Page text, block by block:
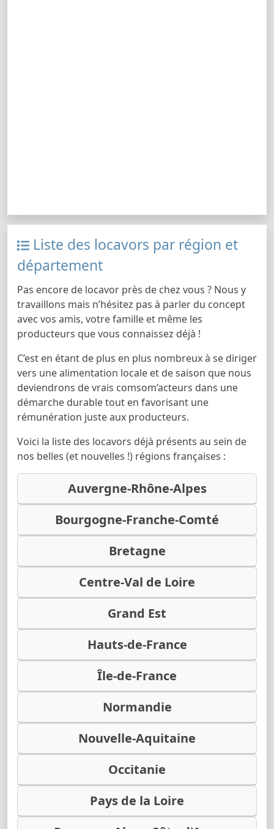
Liste des locavors par région et
département
Pas encore de locavor près de chez vous ? Nous y
travaillons mais n’hésitez pas à parler du concept
avec vos amis, votre famille et même les
producteurs que vous connaissez déjà !
C’est en étant de plus en plus nombreux à se diriger
vers une alimentation locale et de saison que nous
deviendrons de vrais comsom’acteurs dans une
démarche durable tout en favorisant une
rémunération juste aux producteurs.
Voici la liste des locavors déjà présents au sein de
nos belles (et nouvelles !) régions françaises :
Auvergne-Rhône-Alpes
Bourgogne-Franche-Comté
Bretagne
Centre-Val de Loire
Grand Est
Hauts-de-France
Île-de-France
Normandie
Nouvelle-Aquitaine
Occitanie
Pays de la Loire